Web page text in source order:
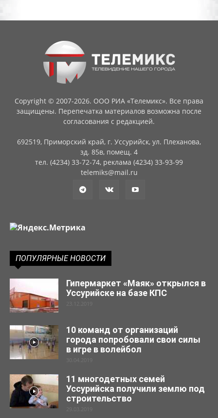
Copyright © 2007-2026. ООО РИА «Телемикс». Все права
защищены. Перепечатка материалов возможна после
согласования с редакцией.
692519, Приморский край, г. Уссурийск, ул. Плеханова,
зд. 85в, помещ. 4
тел. (4234) 33-72-74, реклама (4234) 33-93-99
telemiks@mail.ru
ПОПУЛЯРНЫЕ НОВОСТИ
Гипермаркет «Маяк» открылся в
Уссурийске на базе КПС
23.12.2019
10 команд от организаций
города попробовали свои силы
в игре в волейбол
30.04.2019
11 многодетных семей
Уссурийска получили землю под
строительство
29.03.2019